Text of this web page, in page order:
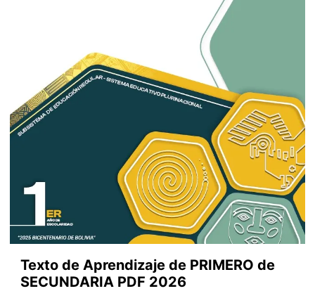
Texto de Aprendizaje de PRIMERO de
SECUNDARIA PDF 2026